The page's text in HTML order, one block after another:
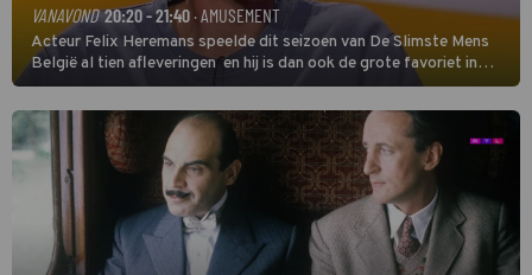
VANAVOND 20:20 - 21:40· AMUSEMENT
Acteur Felix Heremans speelde dit seizoen van De Slimste Mens
België al tien afleveringen en hij is dan ook de grote favoriet in
deze seizoensfinale. En er is Nederlandse inbreng, want komiek
Soundos El Ahmadi neemt plaats aan de jurytafel.